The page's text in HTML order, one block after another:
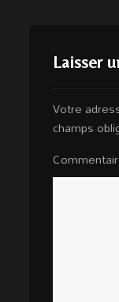
Laisser
Votre
champs